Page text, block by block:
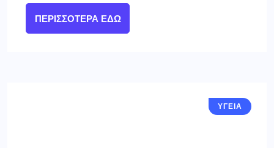
ΠΕΡΙΣΣΌΤΕΡΑ ΕΔΏ
ΥΓΕΙΑ